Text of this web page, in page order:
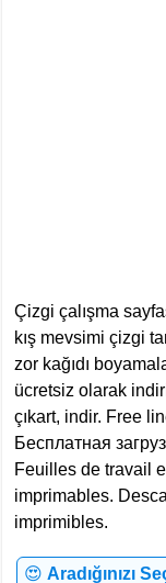
Çizgi çalışma
kış mevsimi çizgi
zor kağıdı
ücretsiz olarak
çıkart, indir. Free
Бесплатная
Feuilles de travail
imprimables.
imprimibles.
😍 Aradığınızı